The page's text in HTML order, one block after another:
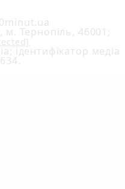
м. Тернопіль, 46001;
ідентифікатор медіа